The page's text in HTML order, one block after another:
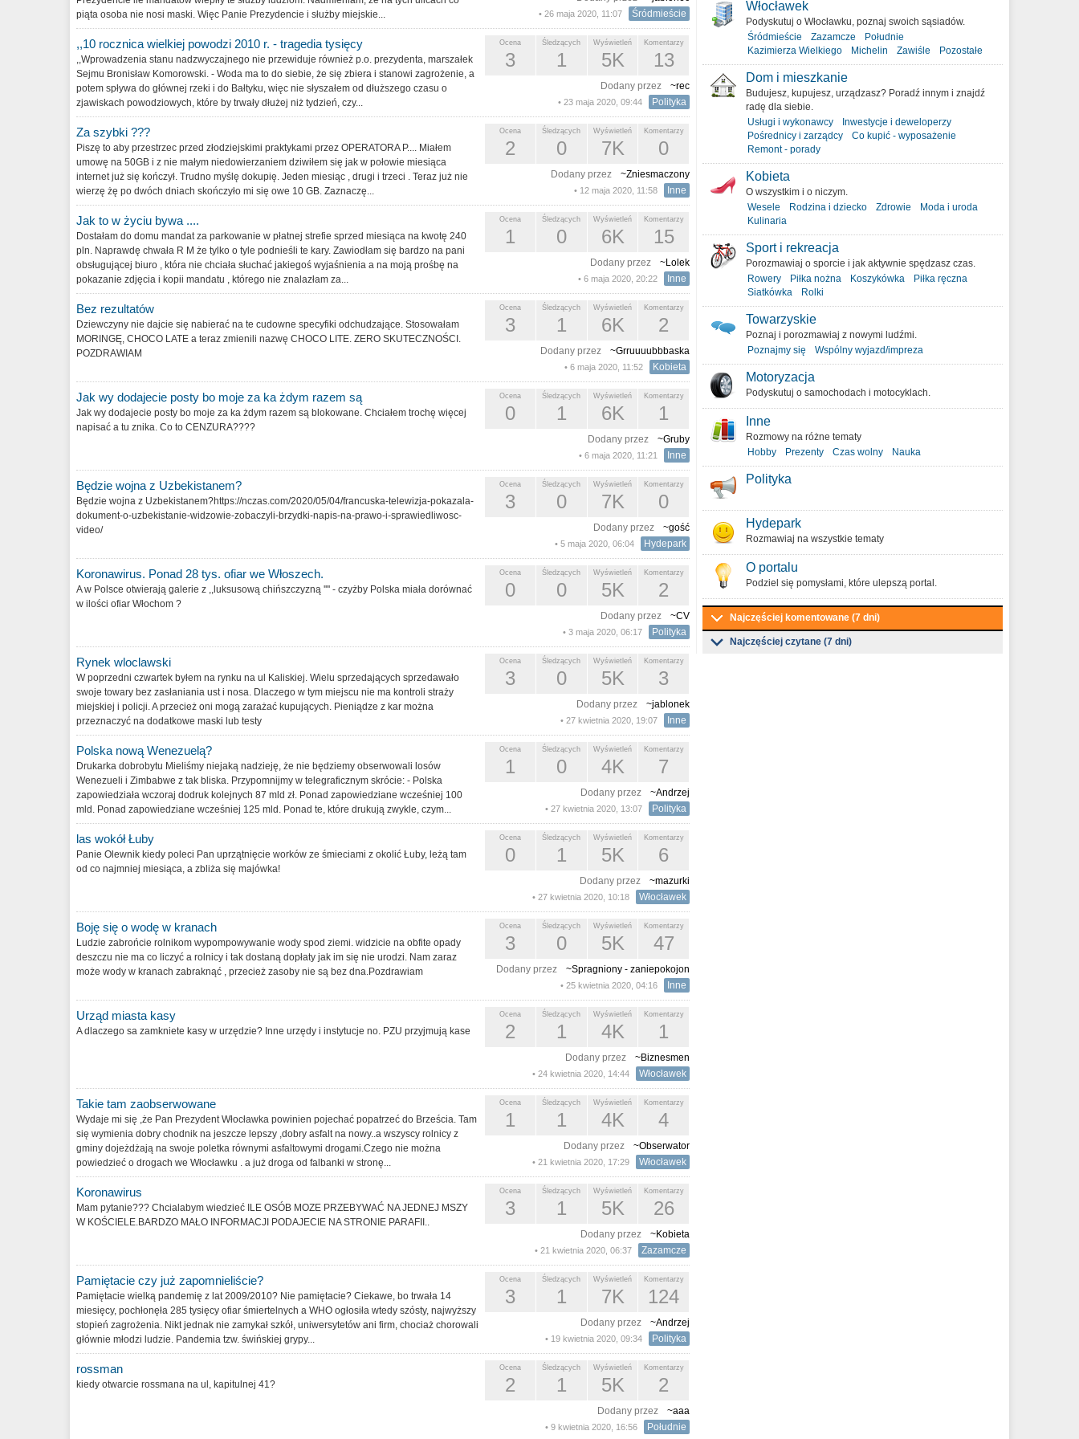
piąta osoba nie nosi maski. Więc Panie Prezydencie i służby miejskie...
• 26 maja 2020, 11:07 Śródmieście
,,10 rocznica wielkiej powodzi 2010 r. - tragedia tysięcy
,,Wprowadzenia stanu nadzwyczajnego nie przewiduje również p.o. prezydenta, marszałek
Sejmu Bronisław Komorowski. - Woda ma to do siebie, że się zbiera i stanowi zagrożenie, a
potem spływa do głównej rzeki i do Bałtyku, więc nie słyszałem od dłuższego czasu o
zjawiskach powodziowych, które by trwały dłużej niż tydzień, czy...
Komentarzy
13
Wyświetleń
5K
Śledzących
1
Ocena
3
Dodany przez ~rec
• 23 maja 2020, 09:44 Polityka
Za szybki ???
Piszę to aby przestrzec przed złodziejskimi praktykami przez OPERATORA P.... Miałem
umowę na 50GB i z nie małym niedowierzaniem dziwiłem się jak w połowie miesiąca
internet już się kończył. Trudno myślę dokupię. Jeden miesiąc , drugi i trzeci . Teraz już nie
wierzę żę po dwóch dniach skończyło mi się owe 10 GB. Zaznaczę...
Komentarzy
0
Wyświetleń
7K
Śledzących
0
Ocena
2
Dodany przez ~Zniesmaczony
• 12 maja 2020, 11:58 Inne
Jak to w życiu bywa ....
Dostałam do domu mandat za parkowanie w płatnej strefie sprzed miesiąca na kwotę 240
pln. Naprawdę chwała R M że tylko o tyle podnieśli te kary. Zawiodłam się bardzo na pani
obsługującej biuro , która nie chciała słuchać jakiegoś wyjaśnienia a na moją prośbę na
pokazanie zdjęcia i kopii mandatu , którego nie znalazłam za...
Komentarzy
15
Wyświetleń
6K
Śledzących
0
Ocena
1
Dodany przez ~Lolek
• 6 maja 2020, 20:22 Inne
Bez rezultatów
Dziewczyny nie dajcie się nabierać na te cudowne specyfiki odchudzające. Stosowałam
MORINGĘ, CHOCO LATE a teraz zmienili nazwę CHOCO LITE. ZERO SKUTECZNOŚCI.
POZDRAWIAM
Komentarzy
2
Wyświetleń
6K
Śledzących
1
Ocena
3
Dodany przez ~Grruuuubbbaska
• 6 maja 2020, 11:52 Kobieta
Jak wy dodajecie posty bo moje za ka żdym razem są
Jak wy dodajecie posty bo moje za ka żdym razem są blokowane. Chciałem trochę więcej
napisać a tu znika. Co to CENZURA????
Komentarzy
1
Wyświetleń
6K
Śledzących
1
Ocena
0
Dodany przez ~Gruby
• 6 maja 2020, 11:21 Inne
Będzie wojna z Uzbekistanem?
Będzie wojna z Uzbekistanem?https://nczas.com/2020/05/04/francuska-telewizja-pokazala-
dokument-o-uzbekistanie-widzowie-zobaczyli-brzydki-napis-na-prawo-i-sprawiedliwosc-
video/
Komentarzy
0
Wyświetleń
7K
Śledzących
0
Ocena
3
Dodany przez ~gość
• 5 maja 2020, 06:04 Hydepark
Koronawirus. Ponad 28 tys. ofiar we Włoszech.
A w Polsce otwierają galerie z ,,luksusową chińszczyzną '''' - czyżby Polska miała dorównać
w ilości ofiar Włochom ?
Komentarzy
2
Wyświetleń
5K
Śledzących
0
Ocena
0
Dodany przez ~CV
• 3 maja 2020, 06:17 Polityka
Rynek wloclawski
W poprzedni czwartek byłem na rynku na ul Kaliskiej. Wielu sprzedających sprzedawało
swoje towary bez zasłaniania ust i nosa. Dlaczego w tym miejscu nie ma kontroli straży
miejskiej i policji. A przecież oni mogą zarażać kupujących. Pieniądze z kar można
przeznaczyć na dodatkowe maski lub testy
Komentarzy
3
Wyświetleń
5K
Śledzących
0
Ocena
3
Dodany przez ~jablonek
• 27 kwietnia 2020, 19:07 Inne
Polska nową Wenezuelą?
Drukarka dobrobytu Mieliśmy niejaką nadzieję, że nie będziemy obserwowali losów
Wenezueli i Zimbabwe z tak bliska. Przypomnijmy w telegraficznym skrócie: - Polska
zapowiedziała wczoraj dodruk kolejnych 87 mld zł. Ponad zapowiedziane wcześniej 100
mld. Ponad zapowiedziane wcześniej 125 mld. Ponad te, które drukują zwykle, czym...
Komentarzy
7
Wyświetleń
4K
Śledzących
0
Ocena
1
Dodany przez ~Andrzej
• 27 kwietnia 2020, 13:07 Polityka
las wokół Łuby
Panie Olewnik kiedy poleci Pan uprzątnięcie worków ze śmieciami z okolić Łuby, leżą tam
od co najmniej miesiąca, a zbliża się majówka!
Komentarzy
6
Wyświetleń
5K
Śledzących
1
Ocena
0
Dodany przez ~mazurki
• 27 kwietnia 2020, 10:18 Włocławek
Boję się o wodę w kranach
Ludzie zabrońcie rolnikom wypompowywanie wody spod ziemi. widzicie na obfite opady
deszczu nie ma co liczyć a rolnicy i tak dostaną dopłaty jak im się nie urodzi. Nam zaraz
może wody w kranach zabraknąć , przecież zasoby nie są bez dna.Pozdrawiam
Komentarzy
47
Wyświetleń
5K
Śledzących
0
Ocena
3
Dodany przez ~Spragniony - zaniepokojon
• 25 kwietnia 2020, 04:16 Inne
Urząd miasta kasy
A dlaczego sa zamkniete kasy w urzędzie? Inne urzędy i instytucje no. PZU przyjmują kase
Komentarzy
1
Wyświetleń
4K
Śledzących
1
Ocena
2
Dodany przez ~Biznesmen
• 24 kwietnia 2020, 14:44 Włocławek
Takie tam zaobserwowane
Wydaje mi się ,że Pan Prezydent Włocławka powinien pojechać popatrzeć do Brześcia. Tam
się wymienia dobry chodnik na jeszcze lepszy ,dobry asfalt na nowy..a wszyscy rolnicy z
gminy dojeżdżają na swoje poletka równymi asfaltowymi drogami.Czego nie można
powiedzieć o drogach we Włocławku . a już droga od falbanki w stronę...
Komentarzy
4
Wyświetleń
4K
Śledzących
1
Ocena
1
Dodany przez ~Obserwator
• 21 kwietnia 2020, 17:29 Włocławek
Koronawirus
Mam pytanie??? Chcialabym wiedzieć ILE OSÓB MOZE PRZEBYWAĆ NA JEDNEJ MSZY
W KOŚCIELE.BARDZO MAŁO INFORMACJI PODAJECIE NA STRONIE PARAFII..
Komentarzy
26
Wyświetleń
5K
Śledzących
1
Ocena
3
Dodany przez ~Kobieta
• 21 kwietnia 2020, 06:37 Zazamcze
Pamiętacie czy już zapomnieliście?
Pamiętacie wielką pandemię z lat 2009/2010? Nie pamiętacie? Ciekawe, bo trwała 14
miesięcy, pochłonęła 285 tysięcy ofiar śmiertelnych a WHO ogłosiła wtedy szósty, najwyższy
stopień zagrożenia. Nikt jednak nie zamykał szkół, uniwersytetów ani firm, chociaż chorowali
głównie młodzi ludzie. Pandemia tzw. świńskiej grypy...
Komentarzy
124
Wyświetleń
7K
Śledzących
1
Ocena
3
Dodany przez ~Andrzej
• 19 kwietnia 2020, 09:34 Polityka
rossman
kiedy otwarcie rossmana na ul, kapitulnej 41?
Komentarzy
2
Wyświetleń
5K
Śledzących
1
Ocena
2
Dodany przez ~aaa
• 9 kwietnia 2020, 16:56 Południe
Włocławek
Podyskutuj o Włocławku, poznaj swoich sąsiadów.
Śródmieście
Zazamcze
Południe
Kazimierza Wielkiego
Michelin Zawiśle Pozostałe
Dom i mieszkanie
Budujesz, kupujesz, urządzasz? Poradź innym i znajdź
radę dla siebie.
Usługi i wykonawcy
Inwestycje i deweloperzy
Pośrednicy i zarządcy
Co kupić - wyposażenie
Remont - porady
Kobieta
O wszystkim i o niczym.
Wesele
Rodzina i dziecko Zdrowie
Moda i uroda
Kulinaria
Sport i rekreacja
Porozmawiaj o sporcie i jak aktywnie spędzasz czas.
Rowery
Piłka nożna Koszykówka
Piłka ręczna
Siatkówka
Rolki
Towarzyskie
Poznaj i porozmawiaj z nowymi ludźmi.
Poznajmy się
Wspólny wyjazd/impreza
Motoryzacja
Podyskutuj o samochodach i motocyklach.
Inne
Rozmowy na różne tematy
Hobby
Prezenty Czas wolny Nauka
Polityka
Hydepark
Rozmawiaj na wszystkie tematy
O portalu
Podziel się pomysłami, które ulepszą portal.
Najczęściej komentowane (7 dni)
Najczęściej czytane (7 dni)